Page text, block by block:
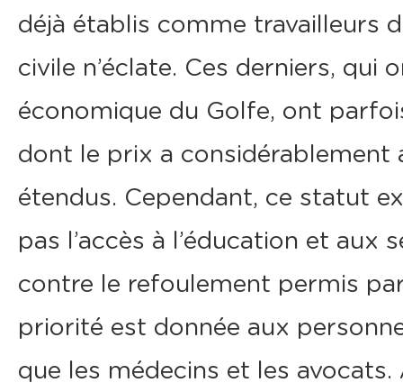
déjà établis comme travailleurs
civile n’éclate. Ces derniers,
économique du Golfe, ont
dont le prix a considérablement
étendus. Cependant, ce statut
pas l’accès à l’éducation et
contre le refoulement permis
priorité est donnée aux
que les médecins et les avocats.